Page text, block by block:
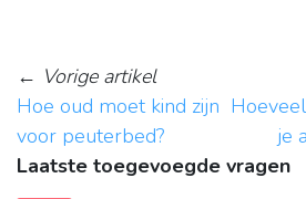
← Vorige artikel
Hoe oud moet kind zijn
voor peuterbed?
je
Laatste toegevoegde vragen